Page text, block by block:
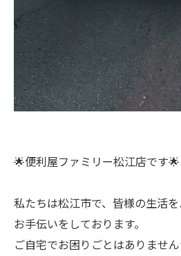
🌟便利屋ファミリー松江店です🌟
私たちは松江市で、皆様の生活
お手伝いをしております。
ご自宅でお困りごとはありませ